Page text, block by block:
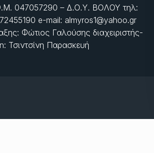
047057290 – Δ.Ο.Υ. ΒΟΛΟΥ τηλ:
e-mail: almyros1@yahoo.gr
Φώτιος Γαλούσης διαχειριστής-
Τσιντσίνη Παρασκευή